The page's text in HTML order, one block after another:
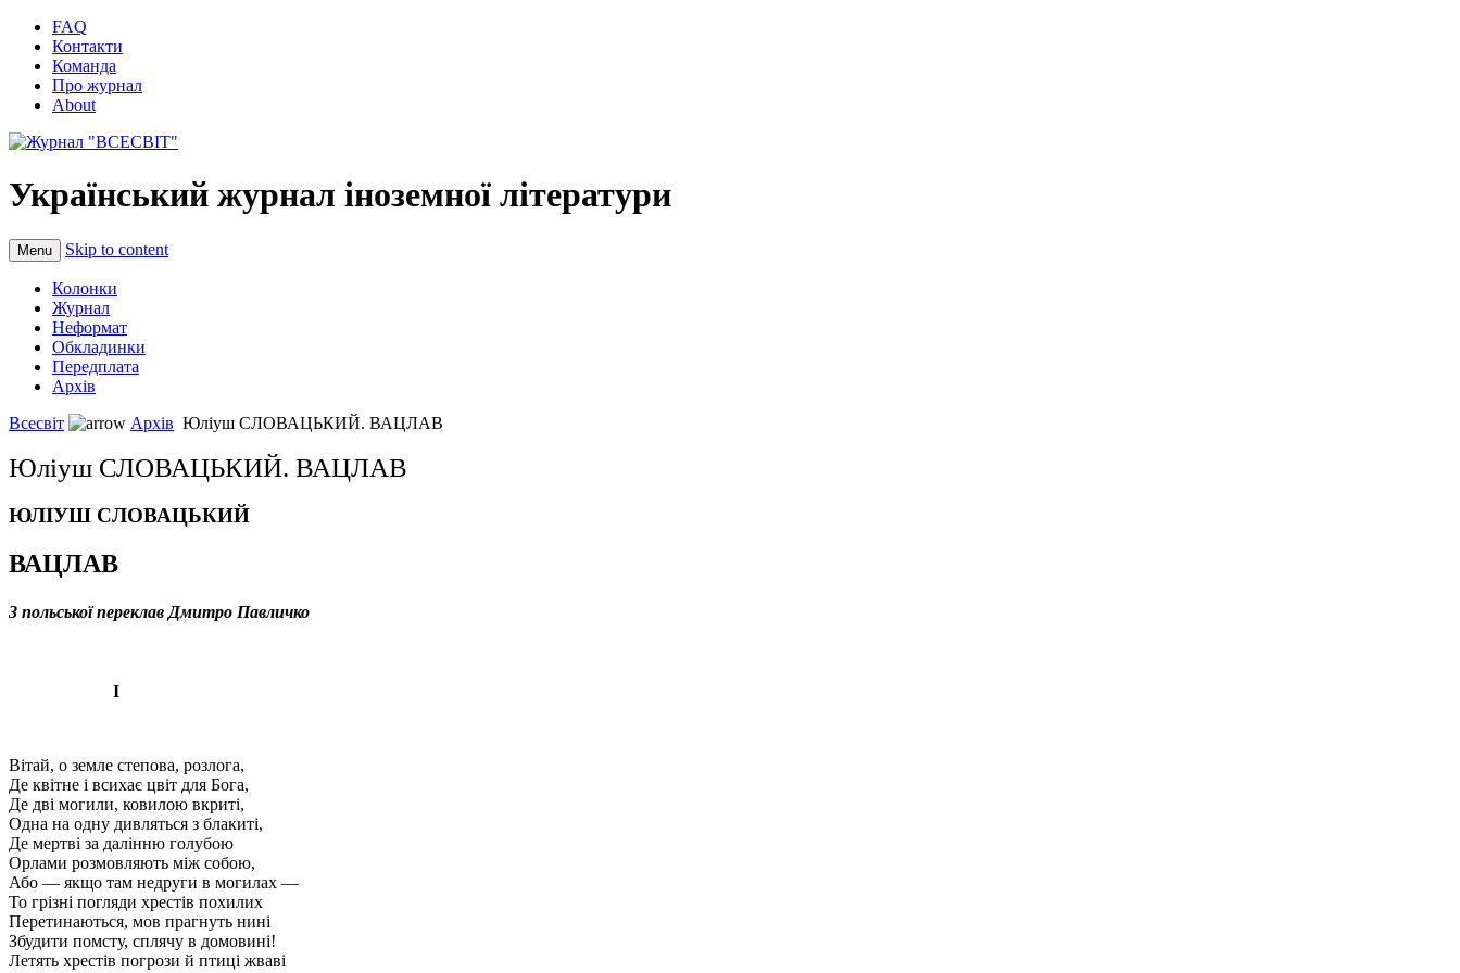
FAQ
Контакти
Команда
Про журнал
About
Український журнал іноземної літератури
Menu Skip to content
Колонки
Журнал
Неформат
Обкладинки
Передплата
Архів
Всесвіт
Архів Юліуш СЛОВАЦЬКИЙ. ВАЦЛАВ
Юліуш СЛОВАЦЬКИЙ. ВАЦЛАВ
ЮЛІУШ СЛОВАЦЬКИЙ
ВАЦЛАВ
З польської переклав Дмитро Павличко
I
Вітай, о земле степова, розлога,
Де квітне і всихає цвіт для Бога,
Де дві могили, ковилою вкриті,
Одна на одну дивляться з блакиті,
Де мертві за далінню голубою
Орлами розмовляють між собою,
Або — якщо там недруги в могилах —
То грізні погляди хрестів похилих
Перетинаються, мов прагнуть нині
Збудити помсту, сплячу в домовині!
Летять хрестів погрози й птиці жваві